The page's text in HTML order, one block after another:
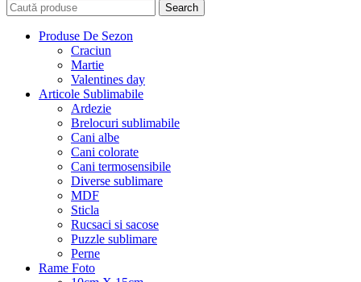
Search
Produse De Sezon
Craciun
Martie
Valentines day
Articole Sublimabile
Ardezie
Brelocuri sublimabile
Cani albe
Cani colorate
Cani termosensibile
Diverse sublimare
MDF
Sticla
Rucsaci si sacose
Puzzle sublimare
Perne
Rame Foto